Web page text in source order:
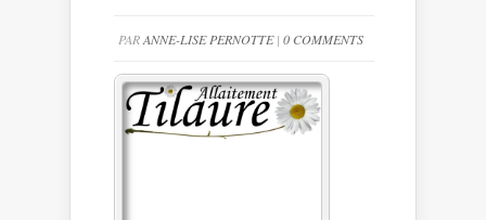
PARANNE-LISE PERNOTTE| 0 COMMENTS